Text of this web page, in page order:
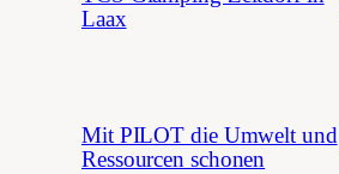
Laax
Mit PILOT die Umwelt und
Ressourcen schonen